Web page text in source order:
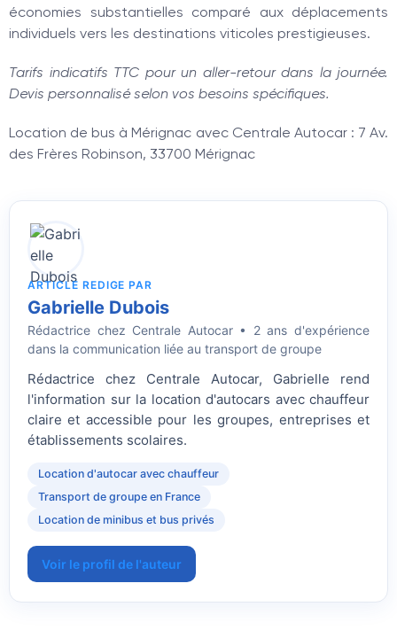
économies substantielles comparé aux déplacements
individuels vers les destinations viticoles prestigieuses.
Tarifs indicatifs TTC pour un aller-retour dans la journée.
Devis personnalisé selon vos besoins spécifiques.
Location de bus à Mérignac avec Centrale Autocar : 7 Av.
des Frères Robinson, 33700 Mérignac
ARTICLE REDIGE PAR
Gabrielle Dubois
Rédactrice chez Centrale Autocar • 2 ans d'expérience
dans la communication liée au transport de groupe
Rédactrice chez Centrale Autocar, Gabrielle rend
l'information sur la location d'autocars avec chauffeur
claire et accessible pour les groupes, entreprises et
établissements scolaires.
Location d'autocar avec chauffeur
Transport de groupe en France
Location de minibus et bus privés
Voir le profil de l'auteur